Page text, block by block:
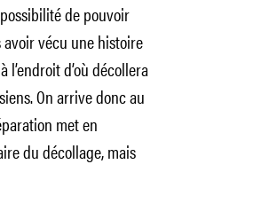
de pouvoir
vécu une histoire
d’où décollera
On arrive donc au
met en
du décollage, mais